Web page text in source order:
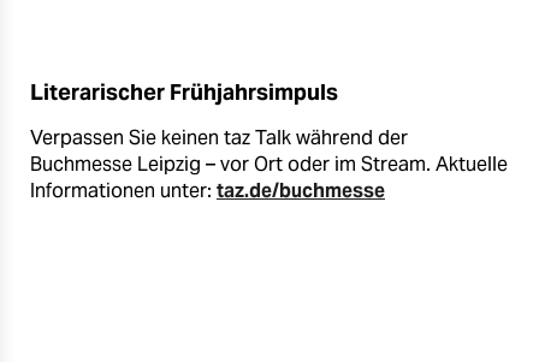
Literarischer Frühjahrsimpuls
Verpassen Sie keinen taz Talk während der
Buchmesse Leipzig – vor Ort oder im Stream. Aktuelle
Informationen unter: taz.de/buchmesse